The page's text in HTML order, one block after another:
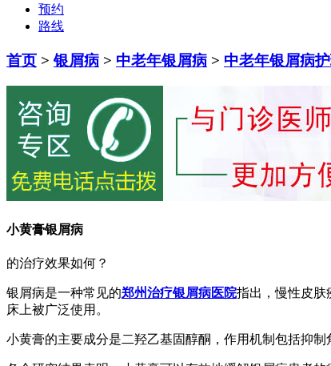
预约
路线
首页 >银屑病 > 中老年银屑病 > 中老年银屑病
小黄膏银屑病
的治疗效果如何？
银屑病是一种常见的郑州治疗银屑病医院指出，慢性皮肤
床上被广泛使用。
小黄膏的主要成分是二羟乙基固醇酮，作用机制包括抑